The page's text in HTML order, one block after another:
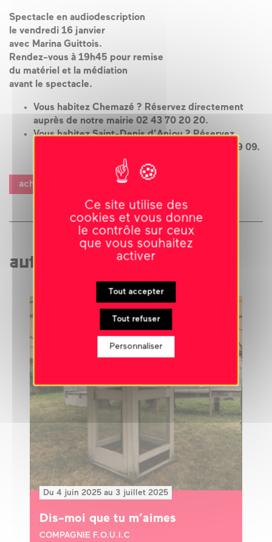
Spectacle en audiodescription
le vendredi 16 janvier
avec Marina Guittois.
Rendez-vous à 19h45 pour remise
du matériel et la médiation
avant le spectacle.
Vous habitez Chemazé ? Réservez directement
auprès de notre mairie 02 43 70 20 20.
Vous habitez Saint-Denis d’Anjou ? Réservez
directement à l’office de tourisme 02 43 70 69 09.
acheter des billets
autres événements liés
Du 4 juin 2025 au 3 juillet 2025
Dis-moi que tu m’aimes
COMPAGNIE F.O.U.I.C
Ce site utilise des
cookies et vous donne
le contrôle sur ceux
que vous souhaitez
activer
Tout accepter
Tout refuser
Personnaliser